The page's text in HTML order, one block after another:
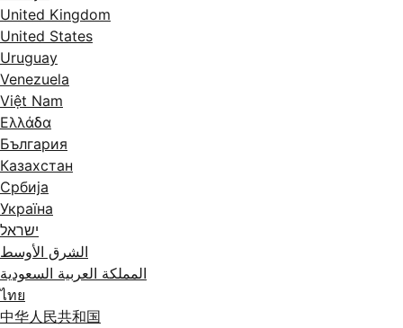
United Kingdom
United States
Uruguay
Venezuela
Việt Nam
Ελλάδα
България
Казахстан
Србија
Україна
ישראל
الشرق الأوسط
المملكة العربية السعودية
ไทย
中华人民共和国